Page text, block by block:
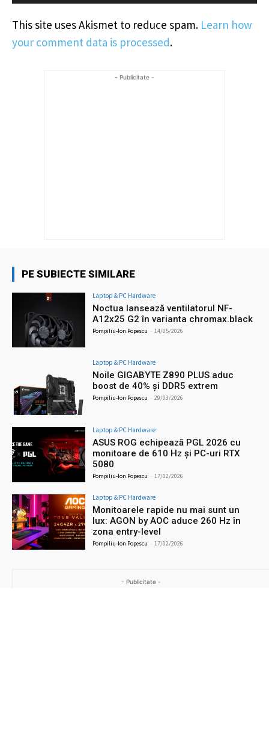
This site uses Akismet to reduce spam. Learn how
your comment data is processed.
- Publicitate -
PE SUBIECTE SIMILARE
Laptop & PC Hardware
Noctua lansează ventilatorul NF-
A12x25 G2 în varianta chromax.black
Pompiliu-Ion Popescu - 14/05/2026
Laptop & PC Hardware
Noile GIGABYTE Z890 PLUS aduc
boost de 40% și DDR5 extrem
Pompiliu-Ion Popescu - 29/03/2026
Laptop & PC Hardware
ASUS ROG echipează PGL 2026 cu
monitoare de 610 Hz și PC-uri RTX
5080
Pompiliu-Ion Popescu - 17/02/2026
Laptop & PC Hardware
Monitoarele rapide nu mai sunt un
lux: AGON by AOC aduce 260 Hz în
zona entry-level
Pompiliu-Ion Popescu - 17/02/2026
- Publicitate -